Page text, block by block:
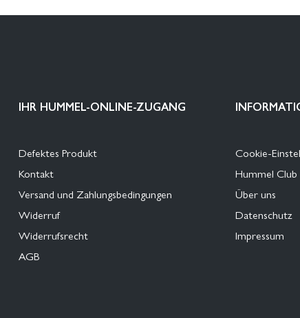
IHR HUMMEL-ONLINE-ZUGANG
Defektes Produkt
Kontakt
Versand und Zahlungsbedingungen
Widerruf
Widerrufsrecht
AGB
Cookie-
Hummel Club
Über uns
Datenschutz
Impressum